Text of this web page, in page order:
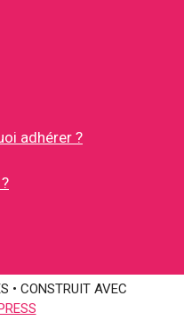
adhérer ?
• CONSTRUIT AVEC